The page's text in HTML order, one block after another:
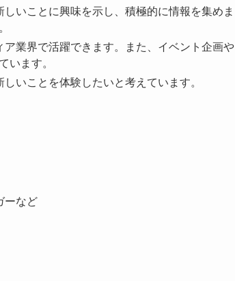
いことに興味を示し、積極的に情報を集めま
業界で活躍できます。また、イベント企画や
います。
いことを体験したいと考えています。
ーなど